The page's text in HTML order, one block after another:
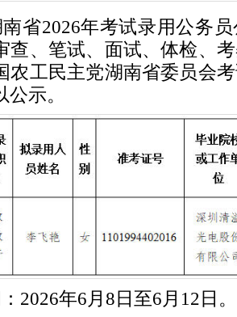
省2026年考试录用公务
查、笔试、面试、体检、
农工民主党湖南省委员会
示。
2026年6月8日至6月12日。